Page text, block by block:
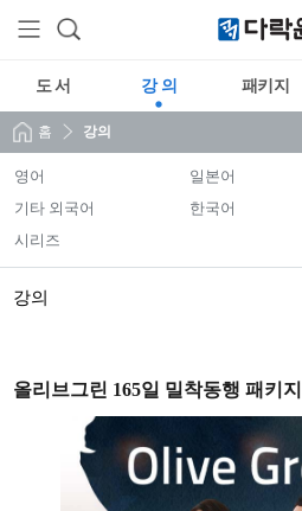
도 서 강 의 패키지
홈 강의
영어 일본어
기타 외국어
한국어
시리즈
강의
올리브그린 165일 밀착동행 패키지